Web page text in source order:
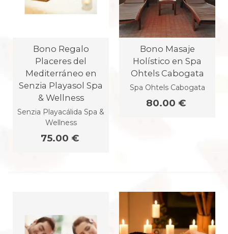
Bono Regalo
Placeres del
Mediterráneo en
Senzia Playasol Spa
& Wellness
Senzia Playacálida Spa &
Wellness
75.00 €
Bono Masaje
Holístico en Spa
Ohtels Cabogata
Spa Ohtels Cabogata
80.00 €